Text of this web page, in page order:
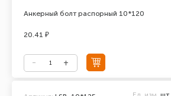
Анкерный болт распорный 10*120
20.41 ₽